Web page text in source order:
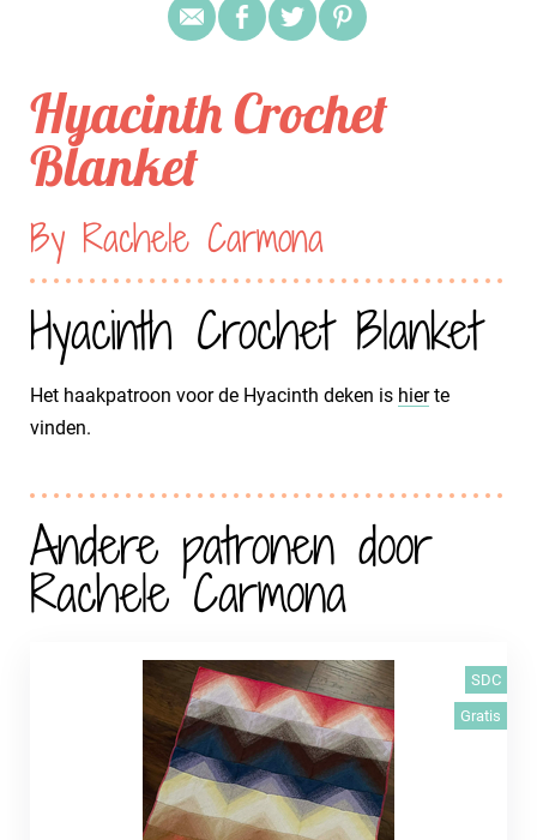
Hyacinth Crochet
Blanket
By Rachele Carmona
Hyacinth Crochet Blanket
Het haakpatroon voor de Hyacinth deken is hierte
vinden.
Andere patronen door
Rachele Carmona
SDC
Gratis